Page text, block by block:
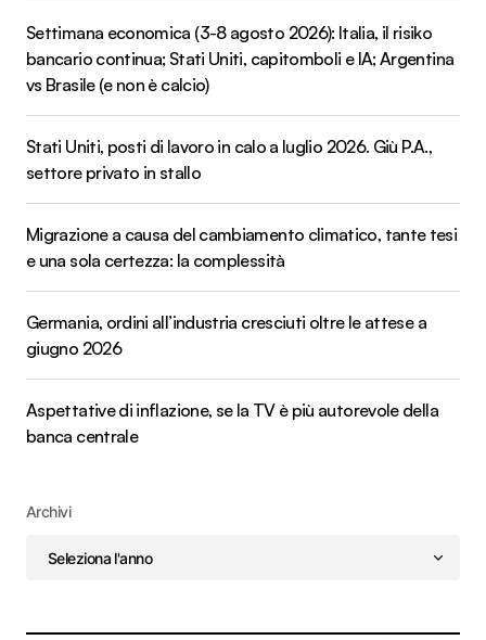
Settimana economica (3-8 agosto 2026): Italia, il risiko
bancario continua; Stati Uniti, capitomboli e IA; Argentina
vs Brasile (e non è calcio)
Stati Uniti, posti di lavoro in calo a luglio 2026. Giù P.A.,
settore privato in stallo
Migrazione a causa del cambiamento climatico, tante tesi
e una sola certezza: la complessità
Germania, ordini all’industria cresciuti oltre le attese a
giugno 2026
Aspettative di inflazione, se la TV è più autorevole della
banca centrale
Archivi